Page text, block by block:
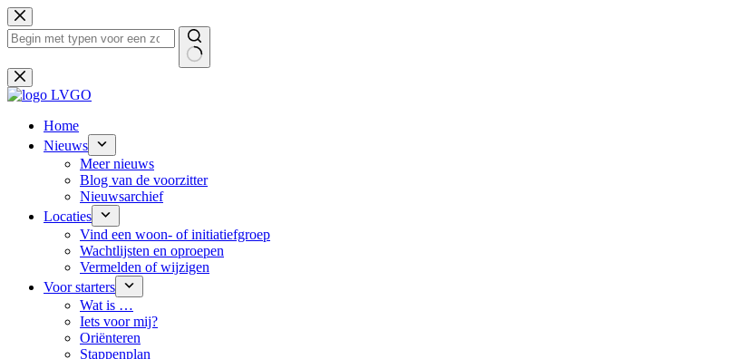
Ga
naar
de
Geen
resultaten
Home
Nieuws
Meer nieuws
Blog van de voorzitter
Nieuwsarchief
Locaties
Vind een woon- of initiatiefgroep
Wachtlijsten en oproepen
Vermelden of wijzigen
Voor starters
Wat is …
Iets voor mij?
Oriënteren
Stappenplan